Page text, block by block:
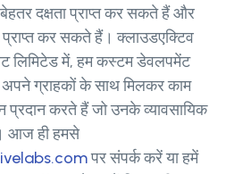
दक्षता प्राप्त कर सकते हैं और
प्राप्त कर सकते हैं। क्लाउडएक्टिव
लिमिटेड में, हम कस्टम डेवलपमेंट
ग्राहकों के साथ मिलकर काम
प्रदान करते हैं जो उनके व्यावसायिक
आज ही हमसे
पर संपर्क करें या हमें